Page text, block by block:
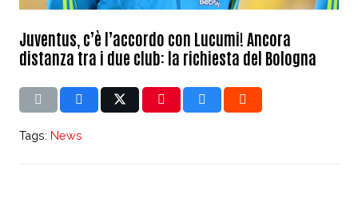
Juventus, c’è l’accordo con Lucumi! Ancora
distanza tra i due club: la richiesta del Bologna
Tags: News